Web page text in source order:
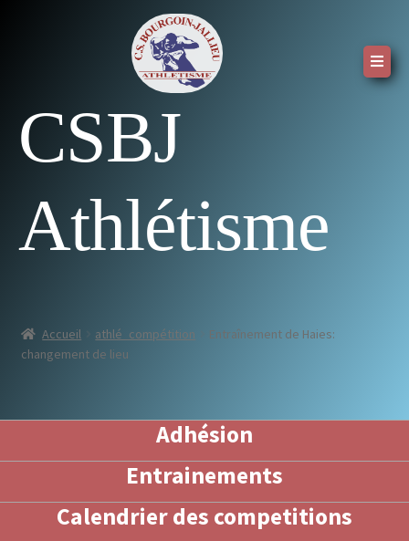
CSBJ
Athlétisme
Accueil athlé_compétition
Entraînement de Haies:
changement de lieu
Adhésion
Entrainements
Calendrier des competitions